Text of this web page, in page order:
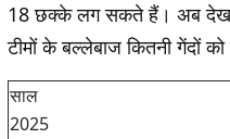
18 छक्के लग सकते हैं। अब
टीमों के बल्लेबाज कितनी गेंदों
साल
2025